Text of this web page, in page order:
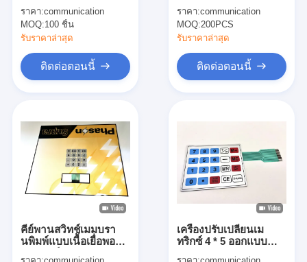
ตอบสนองแบบสัมผัสที่ดี
ยิ่งขึ้น
ราคา:communication
MOQ:100 ชิ้น
รับราคาล่าสุด
ติดต่อตอนนี้
พัดกันน้ํา 3M
ราคา:communication
MOQ:200PCS
รับราคาล่าสุด
ติดต่อตอนนี้
คีย์พานสวิทช์เมมบรา
นพิมพ์แบบเนื้อเยื่อพอลิ
เครื่องปรับเปลี่ยนเม
ทริกซ์ 4 * 5 ออกแบบ